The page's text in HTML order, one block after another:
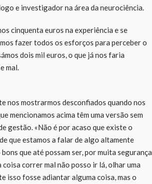
e investigador na área da neurociência.
cinquenta euros na experiência e se
fazer todos os esforços para perceber o
dois mil euros, o que já nos faria
mal.
nos mostrarmos desconfiados quando nos
mencionamos acima têm uma versão sem
gestão. «Não é por acaso que existe o
que estamos a falar de algo altamente
que até possam ser, por muita segurança
correr mal não posso ir lá, olhar uma
isso fosse adiantar alguma coisa, mas o